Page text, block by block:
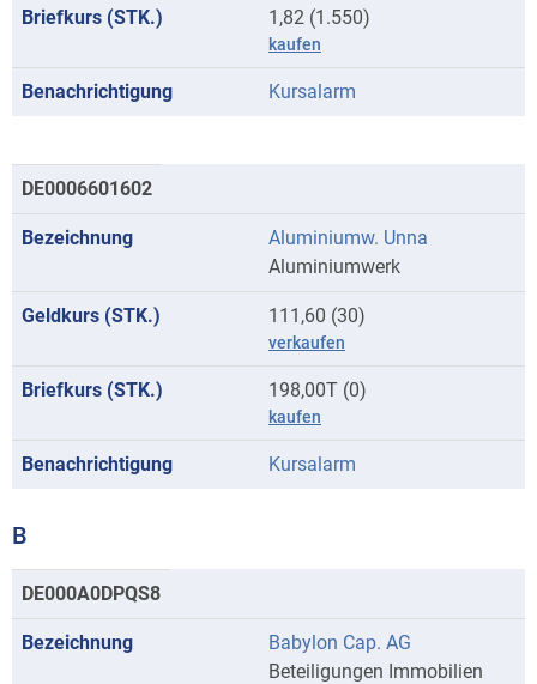
1,82 (1.550)
kaufen
Kursalarm
DE0006601602
Aluminiumw. Unna
Aluminiumwerk
111,60 (30)
verkaufen
198,00T (0)
kaufen
Kursalarm
B
Kurse
mit
Anfangsbuchstaben
DE000A0DPQS8
Babylon Cap. AG
Beteiligungen Immobilien